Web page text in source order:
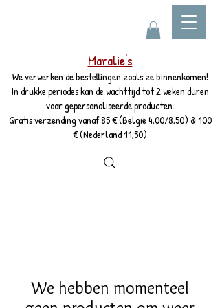
Maralie's
We verwerken de bestellingen zoals ze binnenkomen!
In drukke periodes kan de wachttijd tot 2 weken duren
voor gepersonaliseerde producten.
Gratis verzending vanaf 85 € (België 4,00/8,50) & 100
€ (Nederland 11,50)
We hebben momenteel